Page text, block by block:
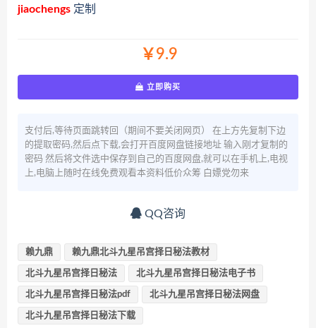
jiaochengs 定制
￥9.9
立即购买
支付后,等待页面跳转回（期间不要关闭网页） 在上方先复制下边
的提取密码,然后点下载,会打开百度网盘链接地址 输入刚才复制的
密码 然后将文件选中保存到自己的百度网盘,就可以在手机上,电视
上,电脑上随时在线免费观看本资料低价众筹 白嫖党勿来
QQ咨询
赖九鼎 赖九鼎北斗九星吊宫择日秘法教材
北斗九星吊宫择日秘法 北斗九星吊宫择日秘法电子书
北斗九星吊宫择日秘法pdf 北斗九星吊宫择日秘法网盘
北斗九星吊宫择日秘法下载